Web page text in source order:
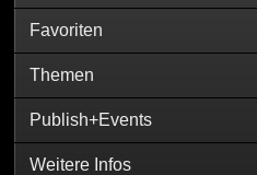
Favoriten
Themen
Publish+Events
Weitere Infos